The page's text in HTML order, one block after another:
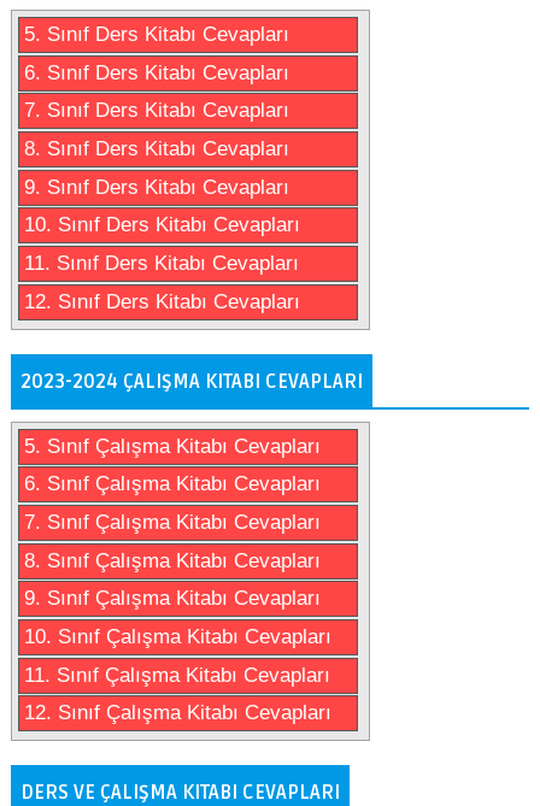
5. Sınıf Ders Kitabı Cevapları
6. Sınıf Ders Kitabı Cevapları
7. Sınıf Ders Kitabı Cevapları
8. Sınıf Ders Kitabı Cevapları
9. Sınıf Ders Kitabı Cevapları
10. Sınıf Ders Kitabı Cevapları
11. Sınıf Ders Kitabı Cevapları
12. Sınıf Ders Kitabı Cevapları
2023-2024 ÇALIŞMA KITABI CEVAPLARI
5. Sınıf Çalışma Kitabı Cevapları
6. Sınıf Çalışma Kitabı Cevapları
7. Sınıf Çalışma Kitabı Cevapları
8. Sınıf Çalışma Kitabı Cevapları
9. Sınıf Çalışma Kitabı Cevapları
10. Sınıf Çalışma Kitabı Cevapları
11. Sınıf Çalışma Kitabı Cevapları
12. Sınıf Çalışma Kitabı Cevapları
DERS VE ÇALIŞMA KITABI CEVAPLARI